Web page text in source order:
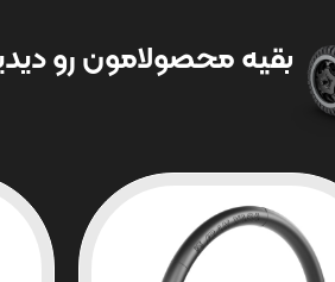
بقیه محصولامون رو